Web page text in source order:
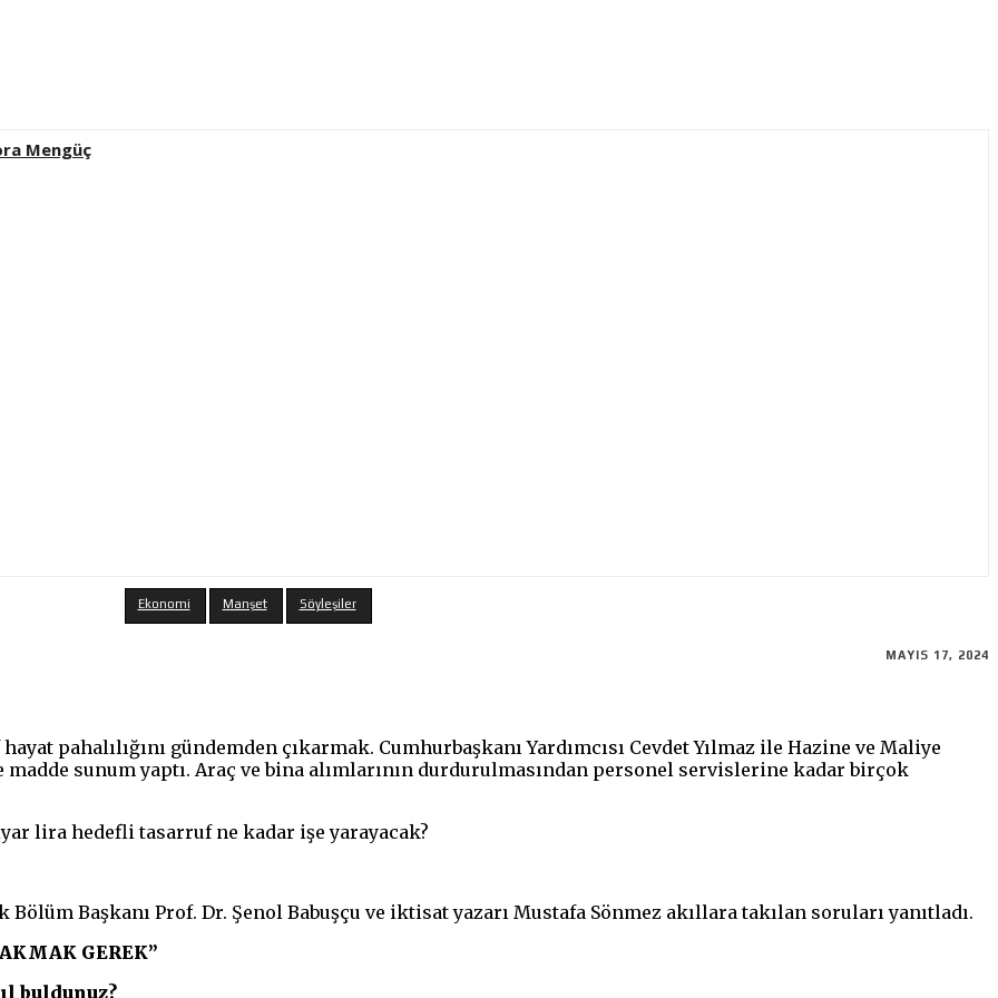
Mengüç
Ekonomi Manşet Söyleşiler
MAYIS 17, 2024
pahalılığını gündemden çıkarmak. Cumhurbaşkanı Yardımcısı Cevdet Yılmaz ile Hazine ve Maliye
madde sunum yaptı. Araç ve bina alımlarının durdurulmasından personel servislerine kadar birçok
lira hedefli tasarruf ne kadar işe yarayacak?
Başkanı Prof. Dr. Şenol Babuşçu ve iktisat yazarı Mustafa Sönmez akıllara takılan soruları yanıtladı.
GEREK”
buldunuz?